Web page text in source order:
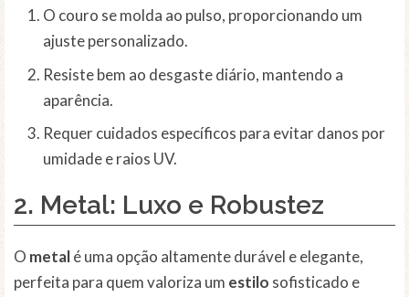
O couro se molda ao pulso, proporcionando um
ajuste personalizado.
Resiste bem ao desgaste diário, mantendo a
aparência.
Requer cuidados específicos para evitar danos por
umidade e raios UV.
2. Metal: Luxo e Robustez
O metalé uma opção altamente durável e elegante,
perfeita para quem valoriza um estilo sofisticado e